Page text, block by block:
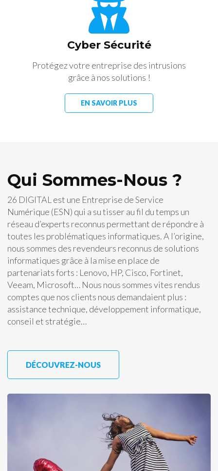
Cyber Sécurité
Protégez votre entreprise des intrusions
grâce à nos solutions !
EN SAVOIR PLUS
Qui Sommes-Nous ?
26 DIGITAL est une Entreprise de Service
Numérique (ESN) qui a su tisser au fil du temps un
réseau d’experts reconnus permettant de répondre à
toutes les problématiques informatiques. A l’origine,
nous sommes des revendeurs reconnus de solutions
informatiques grâce à la mise en place de
partenariats forts : Lenovo, HP, Cisco, Fortinet,
Veeam, Microsoft… Nous nous sommes vites rendus
comptes que nos clients nous demandaient plus :
assistance technique, développement informatique,
conseil et stratégie…
DÉCOUVREZ-NOUS